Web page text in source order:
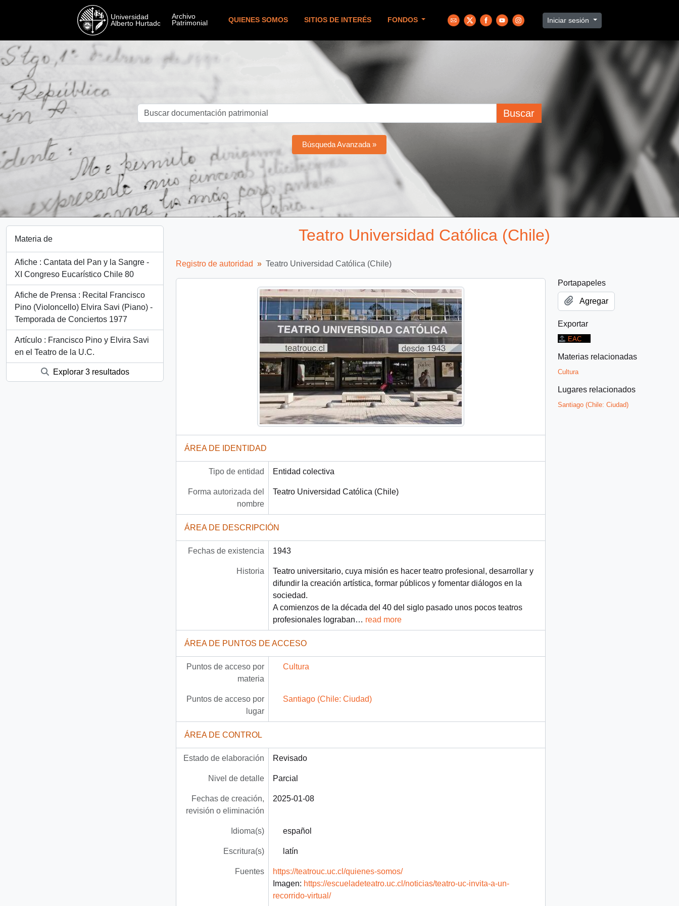
QUIENES SOMOS SITIOS DE INTERÉS FONDOS Iniciar sesión
Buscar
Búsqueda Avanzada »
Materia de
Afiche : Cantata del Pan y la Sangre -
XI Congreso Eucarístico Chile 80
Afiche de Prensa : Recital Francisco
Pino (Violoncello) Elvira Savi (Piano) -
Temporada de Conciertos 1977
Artículo : Francisco Pino y Elvira Savi
en el Teatro de la U.C.
Explorar 3 resultados
Teatro Universidad Católica (Chile)
Registro de autoridad Teatro Universidad Católica (Chile)
ÁREA DE IDENTIDAD
Tipo de entidad Entidad colectiva
Forma autorizada del
nombre
Teatro Universidad Católica (Chile)
ÁREA DE DESCRIPCIÓN
Fechas de existencia 1943
Historia
Teatro universitario, cuya misión es hacer teatro profesional, desarrollar y
difundir la creación artística, formar públicos y fomentar diálogos en la
sociedad.
A comienzos de la década del 40 del siglo pasado unos pocos teatros
profesionales lograban… read more
ÁREA DE PUNTOS DE ACCESO
Puntos de acceso por
materia
Cultura
Puntos de acceso por
lugar
Santiago (Chile: Ciudad)
ÁREA DE CONTROL
Estado de elaboración Revisado
Nivel de detalle Parcial
Fechas de creación,
revisión o eliminación
2025-01-08
Idioma(s) español
Escritura(s) latín
Fuentes
https://teatrouc.uc.cl/quienes-somos/
Imagen: https://escueladeteatro.uc.cl/noticias/teatro-uc-invita-a-un-
recorrido-virtual/
Portapapeles
Agregar
Exportar
EAC
Materias relacionadas
Cultura
Lugares relacionados
Santiago (Chile: Ciudad)